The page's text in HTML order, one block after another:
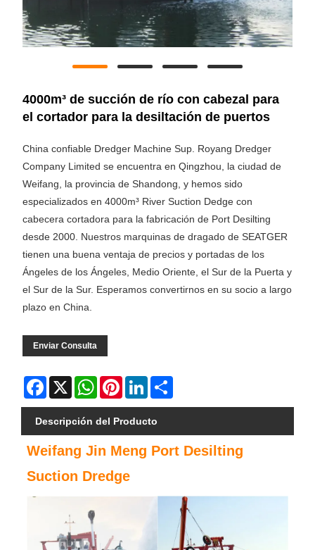
4000m³ de succión de río con cabezal para
el cortador para la desiltación de puertos
China confiable Dredger Machine Sup. Royang Dredger
Company Limited se encuentra en Qingzhou, la ciudad de
Weifang, la provincia de Shandong, y hemos sido
especializados en 4000m³ River Suction Dedge con
cabecera cortadora para la fabricación de Port Desilting
desde 2000. Nuestros marquinas de dragado de SEATGER
tienen una buena ventaja de precios y portadas de los
Ángeles de los Ángeles, Medio Oriente, el Sur de la Puerta y
el Sur de la Sur. Esperamos convertirnos en su socio a largo
plazo en China.
Enviar Consulta
Facebook
X WhatsAppPinterestLinkedIn
Descripción del Producto
Weifang Jin Meng Port Desilting
Suction Dredge